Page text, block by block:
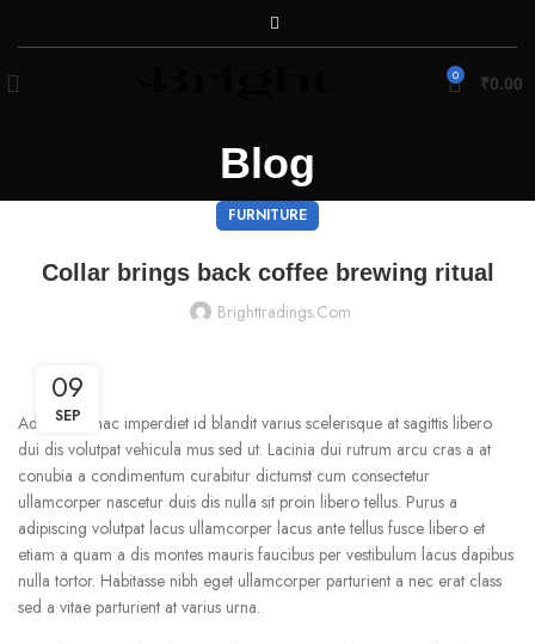
0 ₹0.00
Blog
FURNITURE
Collar brings back coffee brewing ritual
Brighttradings.com
09
SEP
Adipiscing hac imperdiet id blandit varius scelerisque at sagittis libero
dui dis volutpat vehicula mus sed ut. Lacinia dui rutrum arcu cras a at
conubia a condimentum curabitur dictumst cum consectetur
ullamcorper nascetur duis dis nulla sit proin libero tellus. Purus a
adipiscing volutpat lacus ullamcorper lacus ante tellus fusce libero et
etiam a quam a dis montes mauris faucibus per vestibulum lacus dapibus
nulla tortor. Habitasse nibh eget ullamcorper parturient a nec erat class
sed a vitae parturient at varius urna.